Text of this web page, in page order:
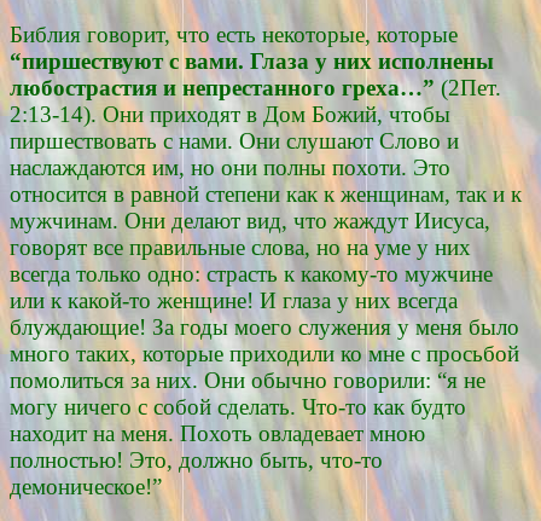
Библия говорит, что есть некоторые, которые
“пиршествуют с вами. Глаза у них исполнены
любострастия и непрестанного греха…” (2Пет.
2:13-14). Они приходят в Дом Божий, чтобы
пиршествовать с нами. Они слушают Слово и
наслаждаются им, но они полны похоти. Это
относится в равной степени как к женщинам, так и к
мужчинам. Они делают вид, что жаждут Иисуса,
говорят все правильные слова, но на уме у них
всегда только одно: страсть к какому-то мужчине
или к какой-то женщине! И глаза у них всегда
блуждающие! За годы моего служения у меня было
много таких, которые приходили ко мне с просьбой
помолиться за них. Они обычно говорили: “я не
могу ничего с собой сделать. Что-то как будто
находит на меня. Похоть овладевает мною
полностью! Это, должно быть, что-то
демоническое!”